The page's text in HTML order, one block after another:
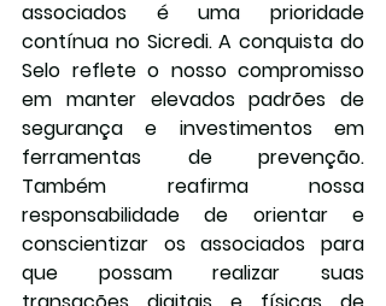
associados é uma prioridade
contínua no Sicredi. A conquista do
Selo reflete o nosso compromisso
em manter elevados padrões de
segurança e investimentos em
ferramentas de prevenção.
Também reafirma nossa
responsabilidade de orientar e
conscientizar os associados para
que possam realizar suas